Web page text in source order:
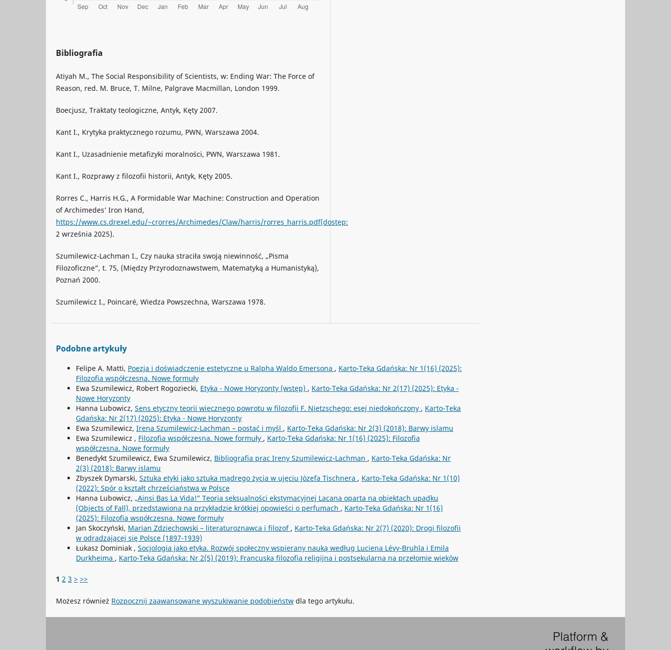
Bibliografia
Atiyah M., The Social Responsibility of Scientists, w: Ending War: The Force of
Reason, red. M. Bruce, T. Milne, Palgrave Macmillan, London 1999.
Boecjusz, Traktaty teologiczne, Antyk, Kęty 2007.
Kant I., Krytyka praktycznego rozumu, PWN, Warszawa 2004.
Kant I., Uzasadnienie metafizyki moralności, PWN, Warszawa 1981.
Kant I., Rozprawy z filozofii historii, Antyk, Kęty 2005.
Rorres C., Harris H.G., A Formidable War Machine: Construction and Operation
of Archimedes’ Iron Hand,
https://www.cs.drexel.edu/~crorres/Archimedes/Claw/harris/rorres_harris.pdf(dostęp:
2 września 2025).
Szumilewicz-Lachman I., Czy nauka straciła swoją niewinność, „Pisma
Filozoficzne”, t. 75, (Między Przyrodoznawstwem, Matematyką a Humanistyką),
Poznań 2000.
Szumilewicz I., Poincaré, Wiedza Powszechna, Warszawa 1978.
Podobne artykuły
Felipe A. Matti, Poezja i doświadczenie estetyczne u Ralpha Waldo Emersona , Karto-Teka Gdańska: Nr 1(16) (2025):
Filozofia współczesna. Nowe formuły
Ewa Szumilewicz, Robert Rogoziecki, Etyka - Nowe Horyzonty (wstęp) , Karto-Teka Gdańska: Nr 2(17) (2025): Etyka -
Nowe Horyzonty
Hanna Lubowicz, Sens etyczny teorii wiecznego powrotu w filozofii F. Nietzschego: esej niedokończony , Karto-Teka
Gdańska: Nr 2(17) (2025): Etyka - Nowe Horyzonty
Ewa Szumilewicz, Irena Szumilewicz-Lachman – postać i myśl , Karto-Teka Gdańska: Nr 2(3) (2018): Barwy islamu
Ewa Szumilewicz , Filozofia współczesna. Nowe formuły , Karto-Teka Gdańska: Nr 1(16) (2025): Filozofia
współczesna. Nowe formuły
Benedykt Szumilewicz, Ewa Szumilewicz, Bibliografia prac Ireny Szumilewicz-Lachman , Karto-Teka Gdańska: Nr
2(3) (2018): Barwy islamu
Zbyszek Dymarski, Sztuka etyki jako sztuka mądrego życia w ujęciu Józefa Tischnera , Karto-Teka Gdańska: Nr 1(10)
(2022): Spór o kształt chrześciaństwa w Polsce
Hanna Lubowicz, „Ainsi Bas La Vida!” Teoria seksualności ekstymacyjnej Lacana oparta na obiektach upadku
(Objects of Fall), przedstawiona na przykładzie krótkiej opowieści o perfumach , Karto-Teka Gdańska: Nr 1(16)
(2025): Filozofia współczesna. Nowe formuły
Jan Skoczyński, Marian Zdziechowski – literaturoznawca i filozof , Karto-Teka Gdańska: Nr 2(7) (2020): Drogi filozofii
w odradzającej się Polsce (1897-1939)
Łukasz Dominiak , Socjologia jako etyka. Rozwój społeczny wspierany nauką według Luciena Lévy-Bruhla i Emila
Durkheima , Karto-Teka Gdańska: Nr 2(5) (2019): Francuska filozofia religijna i postsekularna na przełomie wieków
1 2 3 > >>
Możesz również Rozpocznij zaawansowane wyszukiwanie podobieństw dla tego artykułu.